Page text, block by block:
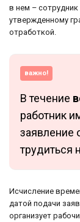
в нем –
утвержденному
отработкой.
важно!
В течение
работник
заявление
трудиться
Исчисление
датой подачи
организует